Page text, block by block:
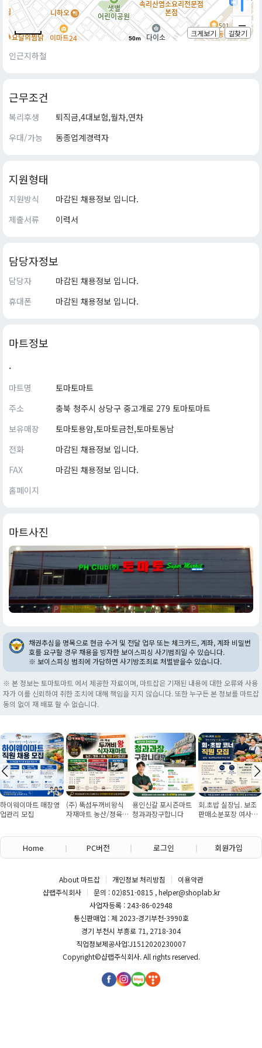
50m
크게보기 길찾기
인근지하철
근무조건
복리후생
퇴직금,4대보험,월차,연차
우대/가능
동종업계경력자
지원형태
지원방식
마감된 채용정보 입니다.
제출서류
이력서
담당자정보
담당자
마감된 채용정보 입니다.
휴대폰
마감된 채용정보 입니다.
마트정보
.
마트명
토마토마트
주소
충북 청주시 상당구 중고개로 279 토마토마트
보유매장
토마토용암,토마토금천,토마토동남
전화
마감된 채용정보 입니다.
FAX
마감된 채용정보 입니다.
홈페이지
마트사진
채권추심을 명목으로 현금 수거 및 전달 업무 또는 체크카드, 계좌, 계좌 비밀번
호를 요구할 경우 채용을 빙자한 보이스피싱 사기범죄일 수 있습니다.
※ 보이스피싱 범죄에 가담하면 사기방조죄로 처벌받을수 있습니다.
※ 본 정보는 토마토마트 에서 제공한 자료이며, 마트잡은 기재된 내용에 대한 오류와 사용
자가 이를 신뢰하여 취한 조치에 대해 책임을 지지 않습니다. 또한 누구든 본 정보를 마트잡
동의 없이 재 배포 할 수 없습니다.
하이웨이마트 매장영
업관리 모집
(주) 뚝섬두꺼비왕식
자재마트 농산/졍육/
용인신갈 포시즌마트
청과과장구합니다
회.초밥 실장님. 보조
판매소분포장 여사님
Home PC버전 로그인 회원가입
About 마트잡 개인정보 처리방침
이용약관
샵랩주식회사
문의 : 02)851-0815 , helper@shoplab.kr
사업자등록 : 243-86-02948
통신판매업 : 제 2023-경기부천-3990호
경기 부천시 부흥로 71, 2718-304
직업정보제공사업:J1512020230007
Copyright©샵랩주식회사. All rights reserved.